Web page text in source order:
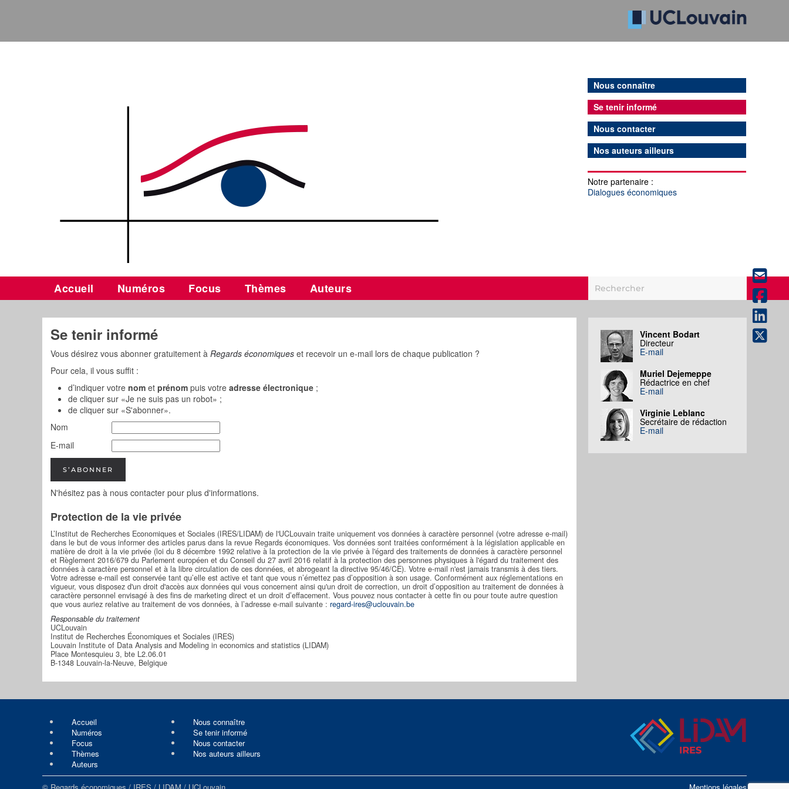
Nous connaître
Se tenir informé
Nous contacter
Nos auteurs ailleurs
Notre partenaire :
Dialogues économiques
Accueil Numéros Focus Thèmes Auteurs
Se tenir informé
Vous désirez vous abonner gratuitement à Regards économiques et recevoir un e-mail lors de chaque publication ?
Pour cela, il vous suffit :
d’indiquer votre nom et prénom puis votre adresse électronique ;
de cliquer sur «Je ne suis pas un robot» ;
de cliquer sur «S'abonner».
Nom
E-mail
S’ABONNER
N'hésitez pas à nous contacter pour plus d'informations.
Protection de la vie privée
L’Institut de Recherches Economiques et Sociales (IRES/LIDAM) de l'UCLouvain traite uniquement vos données à caractère personnel (votre adresse e-mail)
dans le but de vous informer des articles parus dans la revue Regards économiques. Vos données sont traitées conformément à la législation applicable en
matière de droit à la vie privée (loi du 8 décembre 1992 relative à la protection de la vie privée à l'égard des traitements de données à caractère personnel
et Règlement 2016/679 du Parlement européen et du Conseil du 27 avril 2016 relatif à la protection des personnes physiques à l'égard du traitement des
données à caractère personnel et à la libre circulation de ces données, et abrogeant la directive 95/46/CE). Votre e-mail n'est jamais transmis à des tiers.
Votre adresse e-mail est conservée tant qu’elle est active et tant que vous n’émettez pas d’opposition à son usage. Conformément aux réglementations en
vigueur, vous disposez d'un droit d'accès aux données qui vous concernent ainsi qu'un droit de correction, un droit d’opposition au traitement de données à
caractère personnel envisagé à des fins de marketing direct et un droit d’effacement. Vous pouvez nous contacter à cette fin ou pour toute autre question
que vous auriez relative au traitement de vos données, à l’adresse e-mail suivante : regard-ires@uclouvain.be
Responsable du traitement
UCLouvain
Institut de Recherches Économiques et Sociales (IRES)
Louvain Institute of Data Analysis and Modeling in economics and statistics (LIDAM)
Place Montesquieu 3, bte L2.06.01
B-1348 Louvain-la-Neuve, Belgique
Vincent Bodart
Directeur
E-mail
Muriel Dejemeppe
Rédactrice en chef
E-mail
Virginie Leblanc
Secrétaire de rédaction
E-mail
Accueil
Numéros
Focus
Thèmes
Auteurs
Nous connaître
Se tenir informé
Nous contacter
Nos auteurs ailleurs